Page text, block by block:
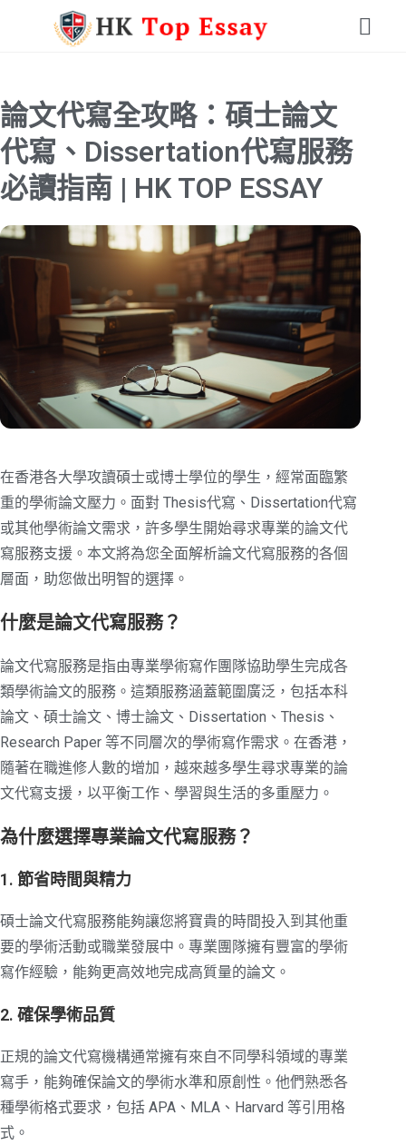
論文代寫全攻略：碩士論文
代寫、Dissertation代寫服務
必讀指南 | HK TOP ESSAY
在香港各大學攻讀碩士或博士學位的學生，經常面臨繁
重的學術論文壓力。面對 Thesis代寫、Dissertation代寫
或其他學術論文需求，許多學生開始尋求專業的論文代
寫服務支援。本文將為您全面解析論文代寫服務的各個
層面，助您做出明智的選擇。
什麼是論文代寫服務？
論文代寫服務是指由專業學術寫作團隊協助學生完成各
類學術論文的服務。這類服務涵蓋範圍廣泛，包括本科
論文、碩士論文、博士論文、Dissertation、Thesis、
Research Paper 等不同層次的學術寫作需求。在香港，
隨著在職進修人數的增加，越來越多學生尋求專業的論
文代寫支援，以平衡工作、學習與生活的多重壓力。
為什麼選擇專業論文代寫服務？
1. 節省時間與精力
碩士論文代寫服務能夠讓您將寶貴的時間投入到其他重
要的學術活動或職業發展中。專業團隊擁有豐富的學術
寫作經驗，能夠更高效地完成高質量的論文。
2. 確保學術品質
正規的論文代寫機構通常擁有來自不同學科領域的專業
寫手，能夠確保論文的學術水準和原創性。他們熟悉各
種學術格式要求，包括 APA、MLA、Harvard 等引用格
式。